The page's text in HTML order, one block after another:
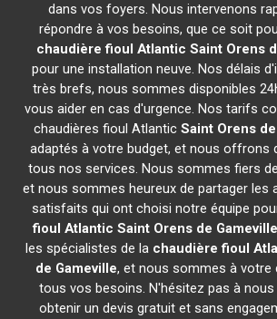
dans vos foyers. Nous intervenons
répondre à vos besoins, que ce soit
chaudière fioul Atlantic Saint Orens
pour une installation neuve. Nos délais
très brefs, nous sommes disponibles
vous aider en cas d'urgence. Nos tarifs
chaudières fioul AtlanticSaint Orens
adaptés à votre budget, et nous offrons
tous nos services. Nous sommes fiers
et nous sommes heureux de partager les
satisfaits qui ont choisi notre équipe
fioul Atlantic Saint Orens de
les spécialistes de la chaudière fioul
de Gameville, et nous sommes à votre
tous vos besoins. N'hésitez pas à
obtenir un devis gratuit et sans